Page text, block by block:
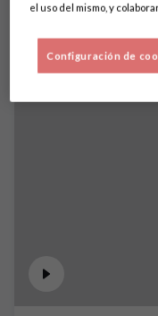
el uso del mismo, y
Configuración de